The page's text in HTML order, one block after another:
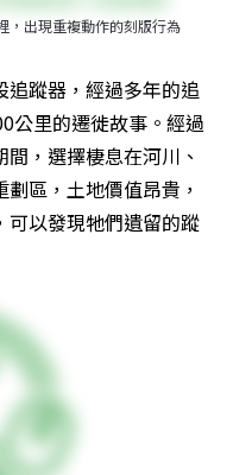
，出現重複動作的刻版行為
蹤器，經過多年的追
公里的遷徙故事。經過
，選擇棲息在河川、
區，土地價值昂貴，
可以發現牠們遺留的蹤